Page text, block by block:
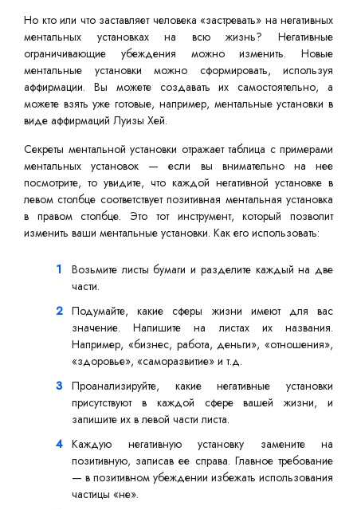
Но кто или что заставляет человека «застревать» на негативных
ментальных установках на всю жизнь? Негативные
ограничивающие убеждения можно изменить. Новые
ментальные установки можно сформировать, используя
аффирмации. Вы можете создавать их самостоятельно, а
можете взять уже готовые, например, ментальные установки в
виде аффирмаций Луизы Хей.
Секреты ментальной установки отражает таблица с примерами
ментальных установок — если вы внимательно на нее
посмотрите, то увидите, что каждой негативной установке в
левом столбце соответствует позитивная ментальная установка
в правом столбце. Это тот инструмент, который позволит
изменить ваши ментальные установки. Как его использовать:
Возьмите листы бумаги и разделите каждый на две
части.
Подумайте, какие сферы жизни имеют для вас
значение. Напишите на листах их названия.
Например, «бизнес, работа, деньги», «отношения»,
«здоровье», «саморазвитие» и т.д.
Проанализируйте, какие негативные установки
присутствуют в каждой сфере вашей жизни, и
запишите их в левой части листа.
Каждую негативную установку замените на
позитивную, записав ее справа. Главное требование
— в позитивном убеждении избежать использования
частицы «не».